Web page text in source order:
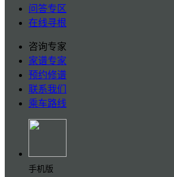
问答专区
在线寻根
咨询专家
家谱专家
预约修谱
联系我们
乘车路线
手机版